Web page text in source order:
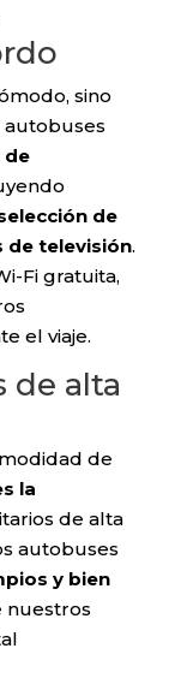
sino
de
de
de televisión.
Fi gratuita,
el viaje.
de alta
de
la
de alta
autobuses
y bien
nuestros